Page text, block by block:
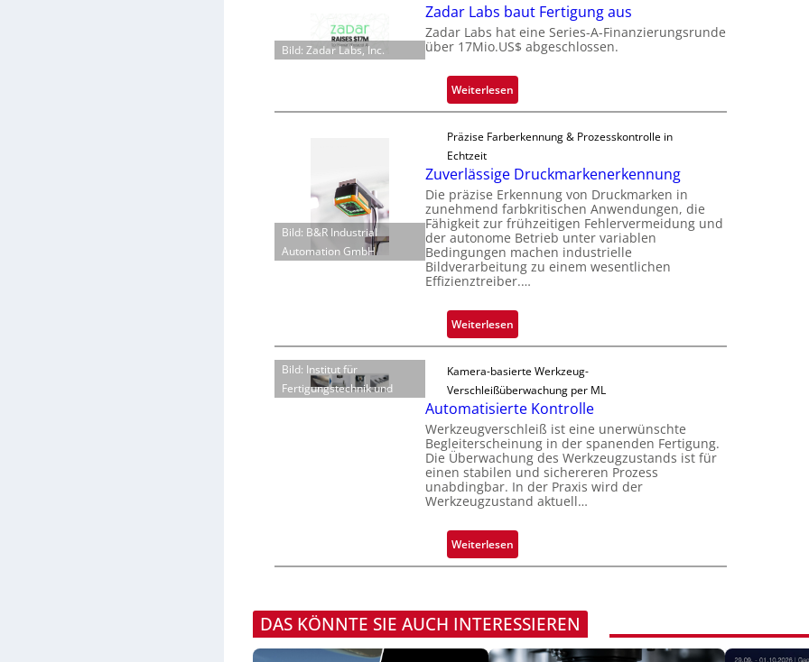
e
ü
b
r
n
m
D
a
r
k
V
s
i
n
c
r
c
h
i
p
l
a
n
t
Ü
b
e
n
a
v
o
n
H
a
l
o
Bild: Zadar Labs, Inc.
Zadar Labs baut Fertigung aus
Zadar Labs hat eine Series-A-Finanzierungsrunde
über 17Mio.US$ abgeschlossen.
Weiterlesen:
Z
d
r
L
a
b
s
b
u
t
e
r
t
i
g
u
n
g
u
s
Bild: B&R Industrial
Automation GmbH
Präzise Farberkennung & Prozesskontrolle in
Echtzeit
Zuverlässige Druckmarkenerkennung
Die präzise Erkennung von Druckmarken in
zunehmend farbkritischen Anwendungen, die
Fähigkeit zur frühzeitigen Fehlervermeidung und
der autonome Betrieb unter variablen
Bedingungen machen industrielle
Bildverarbeitung zu einem wesentlichen
Effizienztreiber.…
Weiterlesen:
Z
v
e
r
l
ä
s
s
g
e
D
u
c
k
Bild: Institut für
Fertigungstechnik und
Kamera-basierte Werkzeug-
Verschleißüberwachung per ML
Automatisierte Kontrolle
Werkzeugverschleiß ist eine unerwünschte
Begleiterscheinung in der spanenden Fertigung.
Die Überwachung des Werkzeugzustands ist für
einen stabilen und sichereren Prozess
unabdingbar. In der Praxis wird der
Werkzeugzustand aktuell…
Weiterlesen:
A
o
m
a
DAS KÖNNTE SIE AUCH INTERESSIEREN